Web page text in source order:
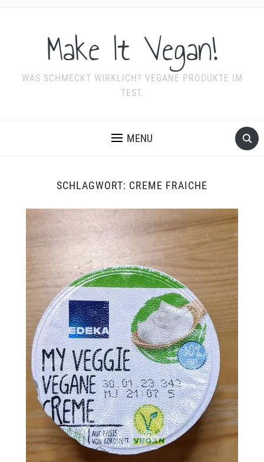
Make It Vegan!
WAS SCHMECKT WIRKLICH? VEGANE PRODUKTE IM
TEST.
MENU
SCHLAGWORT: CREME FRAICHE